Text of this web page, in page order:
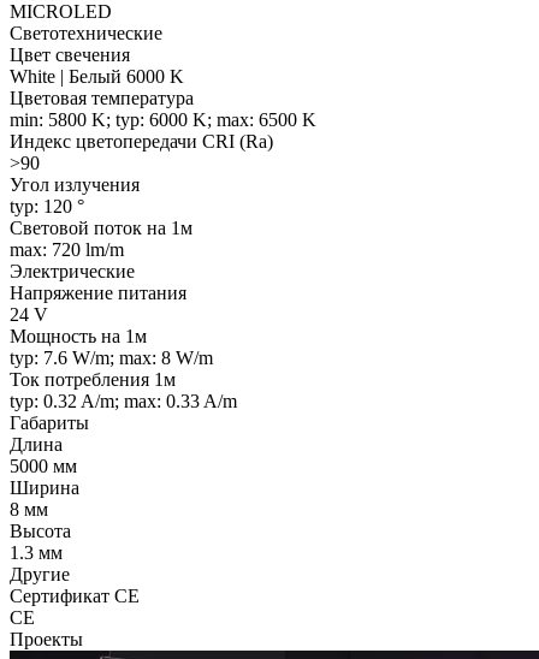
MICROLED
Светотехнические
Цвет свечения
White | Белый 6000 K
Цветовая температура
min: 5800 K; typ: 6000 K; max: 6500 K
Индекс цветопередачи CRI (Ra)
>90
Угол излучения
typ: 120 °
Световой поток на 1м
max: 720 lm/m
Электрические
Напряжение питания
24 V
Мощность на 1м
typ: 7.6 W/m; max: 8 W/m
Ток потребления 1м
typ: 0.32 A/m; max: 0.33 A/m
Габариты
Длина
5000 мм
Ширина
8 мм
Высота
1.3 мм
Другие
Сертификат CE
CE
Проекты